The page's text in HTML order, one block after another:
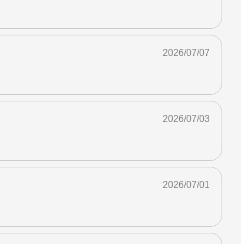
2026/07/07
2026/07/03
2026/07/01